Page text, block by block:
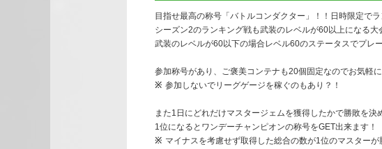
目指せ最高の称号「バトルコンダクター」！！日時限定で
シーズン2のランキング戦も武装のレベルが60以上になる大
武装のレベルが60以下の場合レベル60のステータスでプレー
参加称号があり、ご褒美コンテナも20個固定なのでお気軽に
参加しないでリーグゲージを稼ぐのもあり？！
また1日にどれだけマスタージェムを獲得したかで勝敗を
1位になるとワンデーチャンピオンの称号をGET出来ます！
マイナスを考慮せず取得した総合の数が1位のマスターが